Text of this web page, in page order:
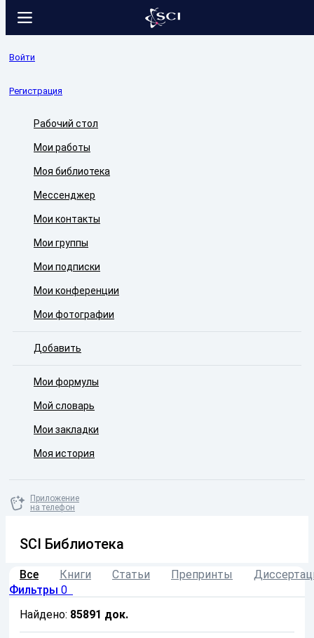
Войти
Регистрация
Рабочий стол
Мои работы
Моя библиотека
Мессенджер
Мои контакты
Мои группы
Мои подписки
Мои конференции
Мои фотографии
Добавить
Мои формулы
Мой словарь
Мои закладки
Моя история
Приложение
на телефон
SCI Библиотека
Все Книги Статьи Препринты
Фильтры 0
Найдено: 85891 док.